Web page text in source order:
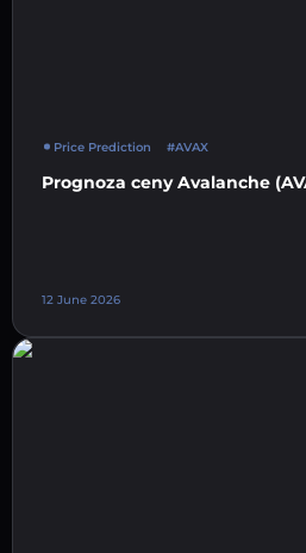
Price Prediction #AVAX
Prognoza ceny Avalanche
12 June 2026